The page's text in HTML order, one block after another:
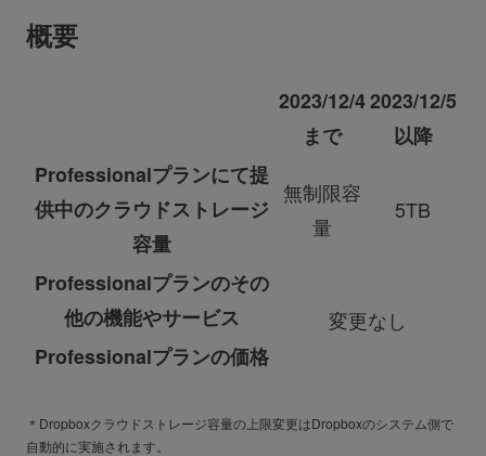
概要
2023/12/4
まで
2023/12/5
以降
Professionalプランにて提
供中のクラウドストレージ
容量
無制限容
量
5TB
Professionalプランのその
他の機能やサービス
変更なし
Professionalプランの価格
＊Dropboxクラウドストレージ容量の上限変更はDropboxのシステム側で
自動的に実施されます。